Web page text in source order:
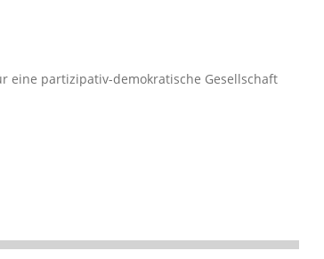
eine partizipativ-demokratische Gesellschaft